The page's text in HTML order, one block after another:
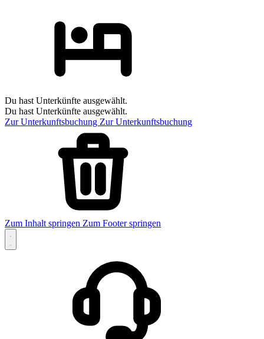
Du hast Unterkünfte ausgewählt.
Du hast Unterkünfte ausgewählt.
Zur Unterkunftsbuchung Zur Unterkunftsbuchung
Zum Inhalt springen Zum Footer springen